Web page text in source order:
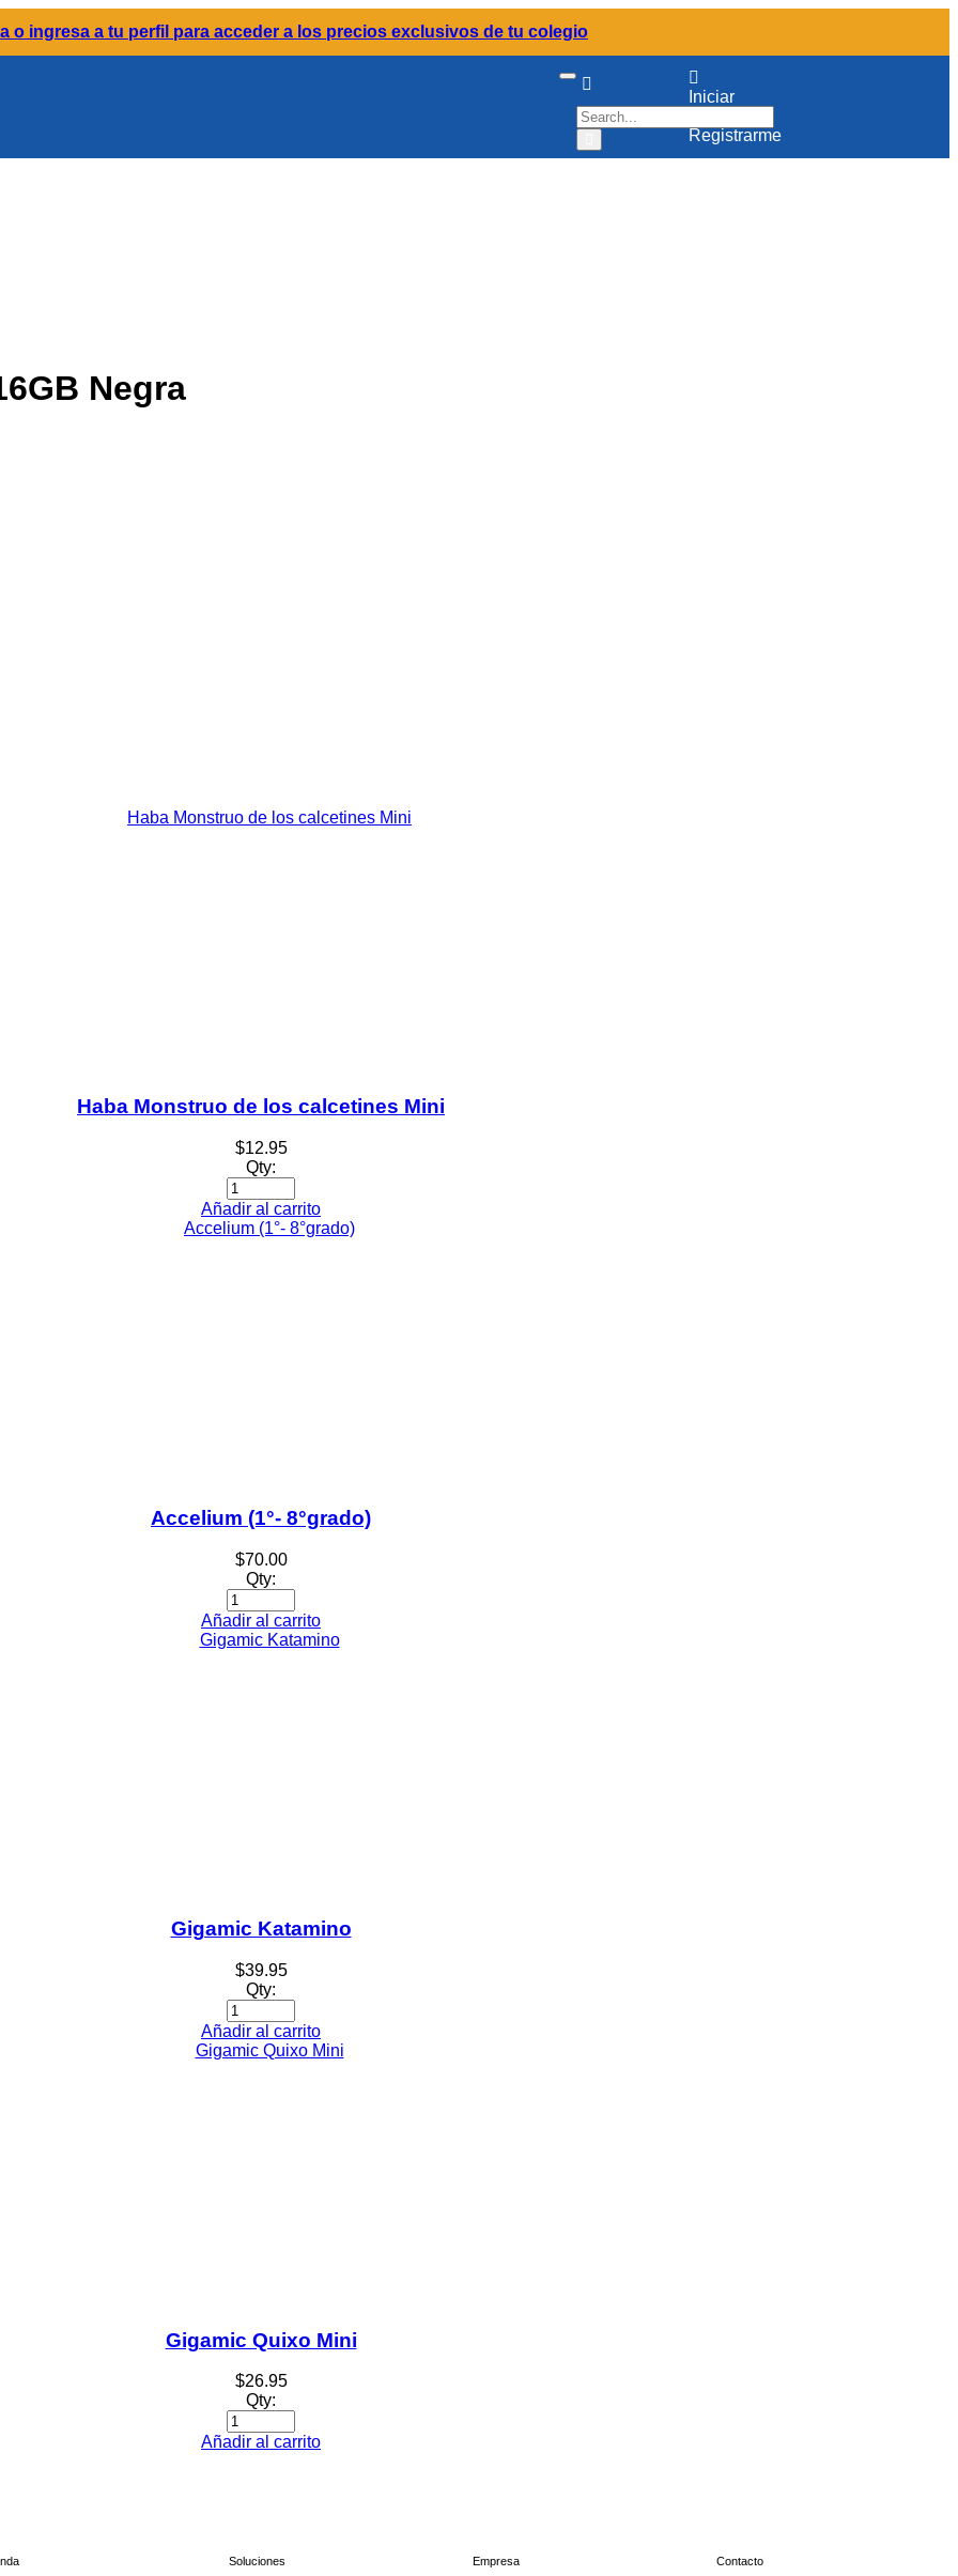
o ingresa a tu perfil para acceder a los precios exclusivos de tu colegio
Iniciar
Registrarme
Negra
Haba Monstruo de los calcetines Mini
$12.95
Qty:
Añadir al carrito
Accelium (1°- 8°grado)
$70.00
Qty:
Añadir al carrito
Gigamic Katamino
$39.95
Qty:
Añadir al carrito
Gigamic Quixo Mini
$26.95
Qty:
Añadir al carrito
Soluciones Empresa Contacto